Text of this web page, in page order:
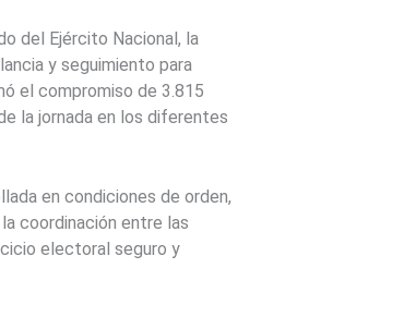
del Ejército Nacional, la
y seguimiento para
el compromiso de 3.815
la jornada en los diferentes
en condiciones de orden,
coordinación entre las
electoral seguro y